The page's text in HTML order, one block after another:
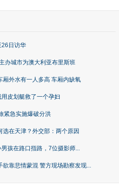
26日访华
办城市为澳大利亚布里斯班
厢外水有一人多高 车厢内缺氧
皮划艇救了一个孕妇
紧急实施爆破分洪
在天津？外交部：两个原因
孩在路口指路，7位摄影师...
欲靠悲情蒙混 警方现场勘察发现...